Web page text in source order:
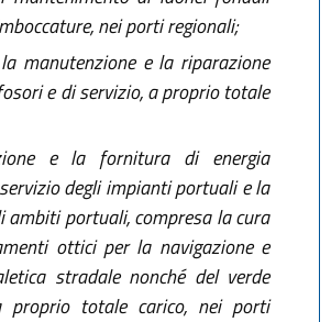
nei porti regionali;
manutenzione e la riparazione
e di servizio, a proprio totale
e la fornitura di energia
degli impianti portuali e la
ambiti portuali, compresa la cura
ottici per la navigazione e
stradale nonché del verde
proprio totale carico, nei porti